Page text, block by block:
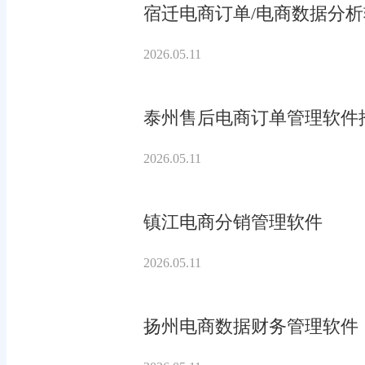
宿迁电商订单/电商数据分
2026.05.11
泰州售后电商订单管理软件
2026.05.11
镇江电商分销管理软件
2026.05.11
扬州电商数据财务管理软件